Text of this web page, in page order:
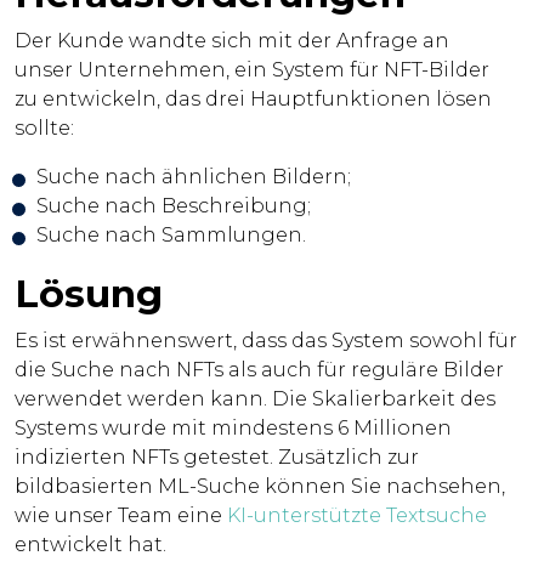
Der Kunde wandte sich mit der Anfrage an
unser Unternehmen, ein System für NFT-Bilder
zu entwickeln, das drei Hauptfunktionen lösen
sollte:
Suche nach ähnlichen Bildern;
Suche nach Beschreibung;
Suche nach Sammlungen.
Lösung
Es ist erwähnenswert, dass das System sowohl für
die Suche nach NFTs als auch für reguläre Bilder
verwendet werden kann. Die Skalierbarkeit des
Systems wurde mit mindestens 6 Millionen
indizierten NFTs getestet. Zusätzlich zur
bildbasierten ML-Suche können Sie nachsehen,
wie unser Team eine KI-unterstützte Textsuche
entwickelt hat.